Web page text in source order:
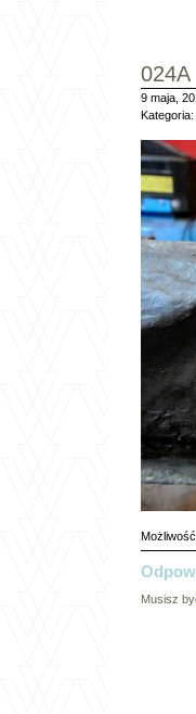
024A
9 maja,
Kategoria:
Musisz